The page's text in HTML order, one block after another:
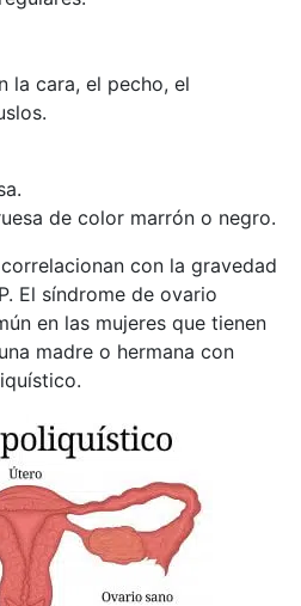
la cara, el pecho, el
de color marrón o negro.
con la gravedad
El síndrome de ovario
en las mujeres que tienen
madre o hermana con